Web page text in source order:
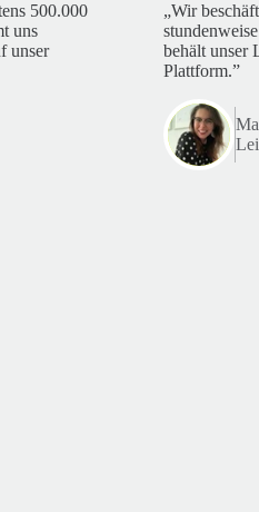
500.000
uns
unser
„Wir
behält unser
Plattform.”